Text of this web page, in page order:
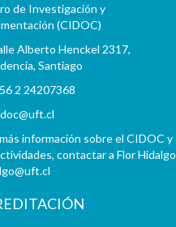
de Investigación y
(CIDOC)
Alberto Henckel 2317,
Santiago
2 24207368
información sobre el CIDOC y
contactar a Flor Hidalgo